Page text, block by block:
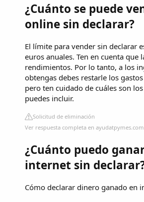
¿Cuánto se puede
online sin declarar?
El límite para vender sin declarar
euros anuales. Ten en cuenta que
rendimientos. Por lo tanto, a los
obtengas debes restarle los
pero ten cuidado de cuáles son
puedes incluir.
Solicitud de eliminación
Ver respuesta completa en ayudatpymes.com
¿Cuánto puedo
internet sin
Cómo declarar dinero ganado en